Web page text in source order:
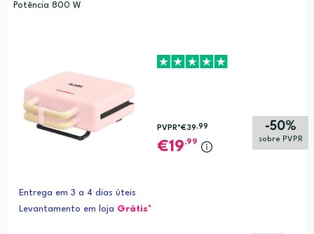
Potência 800 W
-50%
sobre PVPR
PVPR*€39 ,99
19,99
Entrega em 3 a 4 dias úteis
Levantamento em loja Grátis*